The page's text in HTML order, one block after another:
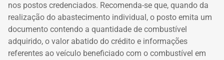
nos postos credenciados. Recomenda-se que, quando da
realização do abastecimento individual, o posto emita um
documento contendo a quantidade de combustível
adquirido, o valor abatido do crédito e informações
referentes ao veículo beneficiado com o combustível em